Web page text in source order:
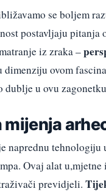
se boljem
postavljaju pitanja
iz zraka –
ovom
dublje u ovu
naprednu
Ovaj alat
previdjeli.